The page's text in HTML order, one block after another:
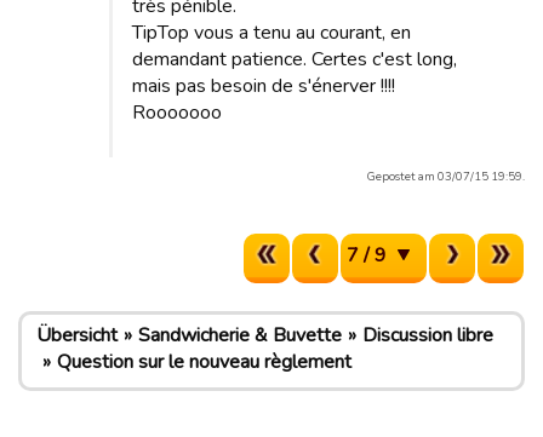
très pénible.
TipTop vous a tenu au courant, en
demandant patience. Certes c'est long,
mais pas besoin de s'énerver !!!!
Rooooooo
Gepostet am 03/07/15 19:59.
7 / 9
Übersicht Sandwicherie & Buvette
Discussion libre
Question sur le nouveau règlement